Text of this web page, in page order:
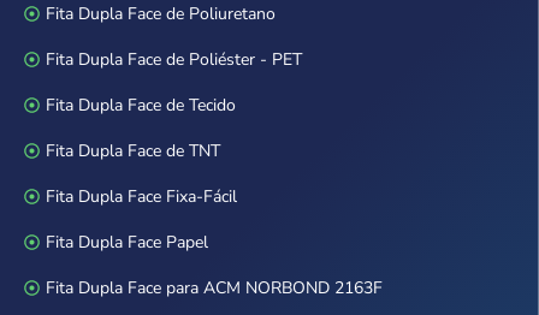
Fita Dupla Face de Poliuretano
Fita Dupla Face de Poliéster - PET
Fita Dupla Face de Tecido
Fita Dupla Face de TNT
Fita Dupla Face Fixa-Fácil
Fita Dupla Face Papel
Fita Dupla Face para ACM NORBOND 2163F